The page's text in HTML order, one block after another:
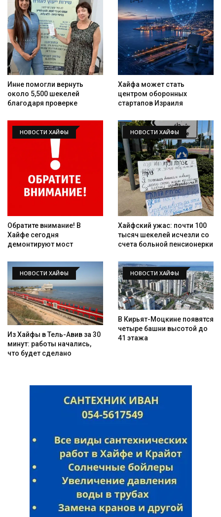
Инне помогли вернуть
около 5,500 шекелей
благодаря проверке
Хайфа может стать
центром оборонных
стартапов Израиля
НОВОСТИ ХАЙФЫ
Обратите внимание! В
Хайфе сегодня
демонтируют мост
НОВОСТИ ХАЙФЫ
Хайфский ужас: почти 100
тысяч шекелей исчезли со
счета больной пенсионерки
НОВОСТИ ХАЙФЫ
Из Хайфы в Тель-Авив за 30
минут: работы начались,
что будет сделано
НОВОСТИ ХАЙФЫ
В Кирьят-Моцкине появятся
четыре башни высотой до
41 этажа